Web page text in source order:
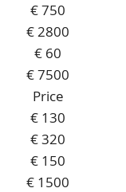
€ 750
€ 2800
€ 60
€ 7500
Price
€ 130
€ 320
€ 150
€ 1500